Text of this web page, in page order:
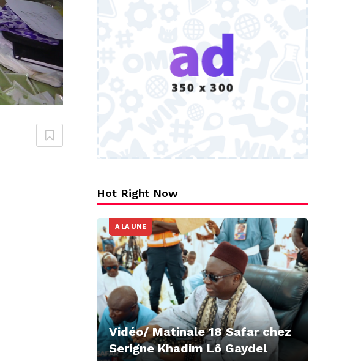
Hot Right Now
A LA UNE
Vidéo/ Matinale 18 Safar chez
Serigne Khadim Lô Gaydel